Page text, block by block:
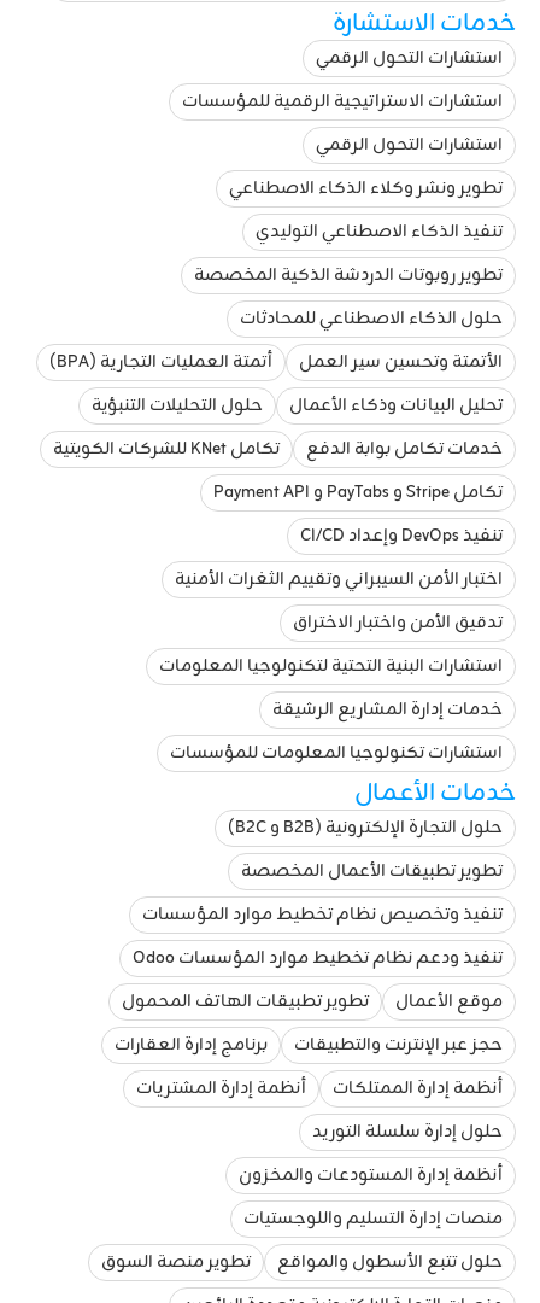
خدمات الاستشارة
استشارات التحول الرقمي
استشارات الاستراتيجية الرقمية للمؤسسات
استشارات التحول الرقمي
تطوير ونشر وكلاء الذكاء الاصطناعي
تنفيذ الذكاء الاصطناعي التوليدي
تطوير روبوتات الدردشة الذكية المخصصة
حلول الذكاء الاصطناعي للمحادثات
الأتمتة وتحسين سير العمل
أتمتة العمليات التجارية (BPA)
تحليل البيانات وذكاء الأعمال
حلول التحليلات التنبؤية
خدمات تكامل بوابة الدفع
تكامل KNet للشركات الكويتية
تكامل Stripe و PayTabs و Payment API
تنفيذ DevOps وإعداد CI/CD
اختبار الأمن السيبراني وتقييم الثغرات الأمنية
تدقيق الأمن واختبار الاختراق
استشارات البنية التحتية لتكنولوجيا المعلومات
خدمات إدارة المشاريع الرشيقة
استشارات تكنولوجيا المعلومات للمؤسسات
خدمات الأعمال
حلول التجارة الإلكترونية (B2B و B2C)
تطوير تطبيقات الأعمال المخصصة
تنفيذ وتخصيص نظام تخطيط موارد المؤسسات
تنفيذ ودعم نظام تخطيط موارد المؤسسات Odoo
موقع الأعمال
تطوير تطبيقات الهاتف المحمول
حجز عبر الإنترنت والتطبيقات
برنامج إدارة العقارات
أنظمة إدارة الممتلكات
أنظمة إدارة المشتريات
حلول إدارة سلسلة التوريد
أنظمة إدارة المستودعات والمخزون
منصات إدارة التسليم واللوجستيات
حلول تتبع الأسطول والمواقع
تطوير منصة السوق